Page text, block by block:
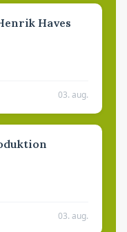
Haves
03. aug.
03. aug.